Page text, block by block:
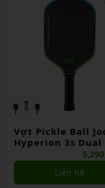
Vợt Pickle Ball
Hyperion 3s Dual
Liên hệ